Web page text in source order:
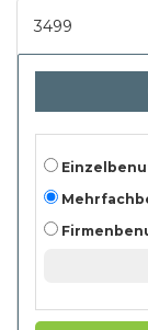
medizinische
Endbenutzer
Aftermarket,
3499